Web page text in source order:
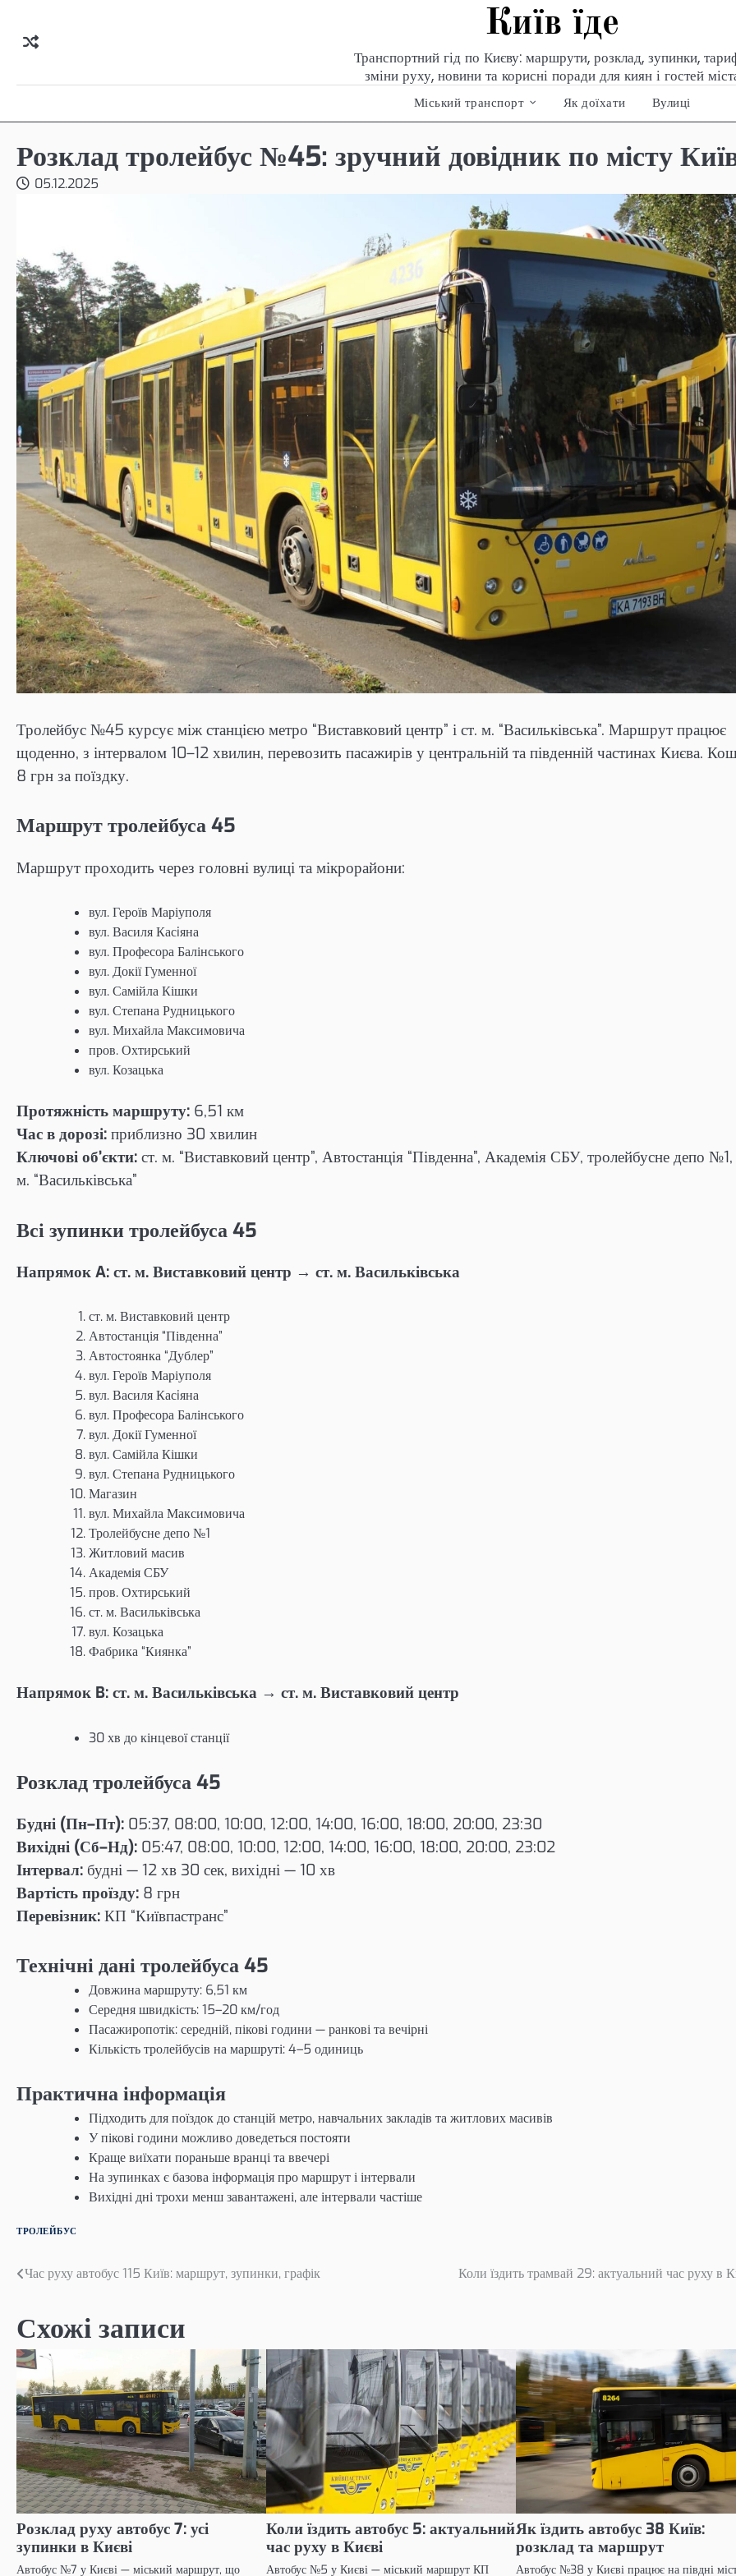
content
Київ їде
Транспортний гід по Києву: маршрути, розклад, зупинки,
зміни руху, новини та корисні поради для киян і гостей
Міський транспорт Як доїхати Вулиці
Розклад тролейбус №45: зручний довідник по місту
05.12.2025
Тролейбус №45 курсує між станцією метро “Виставковий центр” і ст. м. “Васильківська”. Маршрут працює
щоденно, з інтервалом 10–12 хвилин, перевозить пасажирів у центральній та південній частинах Києва.
8 грн за поїздку.
Маршрут тролейбуса 45
Маршрут проходить через головні вулиці та мікрорайони:
вул. Героїв Маріуполя
вул. Василя Касiяна
вул. Професора Балінського
вул. Докії Гуменної
вул. Самійла Кішки
вул. Степана Рудницького
вул. Михайла Максимовича
пров. Охтирський
вул. Козацька
Протяжність маршруту: 6,51 км
Час в дорозі: приблизно 30 хвилин
Ключові об’єкти: ст. м. “Виставковий центр”, Автостанція “Південна”, Академія СБУ, тролейбусне депо №1,
м. “Васильківська”
Всі зупинки тролейбуса 45
Напрямок A: ст. м. Виставковий центр → ст. м. Васильківська
ст. м. Виставковий центр
Автостанція “Південна”
Автостоянка “Дублер”
вул. Героїв Маріуполя
вул. Василя Касiяна
вул. Професора Балінського
вул. Докії Гуменної
вул. Самійла Кішки
вул. Степана Рудницького
Магазин
вул. Михайла Максимовича
Тролейбусне депо №1
Житловий масив
Академія СБУ
пров. Охтирський
ст. м. Васильківська
вул. Козацька
Фабрика “Киянка”
Напрямок B: ст. м. Васильківська → ст. м. Виставковий центр
30 хв до кінцевої станції
Розклад тролейбуса 45
Будні (Пн–Пт): 05:37, 08:00, 10:00, 12:00, 14:00, 16:00, 18:00, 20:00, 23:30
Вихідні (Сб–Нд): 05:47, 08:00, 10:00, 12:00, 14:00, 16:00, 18:00, 20:00, 23:02
Інтервал: будні — 12 хв 30 сек, вихідні — 10 хв
Вартість проїзду: 8 грн
Перевізник: КП “Київпастранс”
Технічні дані тролейбуса 45
Довжина маршруту: 6,51 км
Середня швидкість: 15–20 км/год
Пасажиропотік: середній, пікові години — ранкові та вечірні
Кількість тролейбусів на маршруті: 4–5 одиниць
Практична інформація
Підходить для поїздок до станцій метро, навчальних закладів та житлових масивів
У пікові години можливо доведеться постояти
Краще виїхати пораньше вранці та ввечері
На зупинках є базова інформація про маршрут і інтервали
Вихідні дні трохи менш завантажені, але інтервали частіше
ТРОЛЕЙБУС
Навігація
Час руху автобус 115 Київ: маршрут, зупинки, графік Коли їздить трамвай 29: актуальний час руху в
Схожі записи
Розклад руху автобус 7: усі
зупинки в Києві
Автобус №7 у Києві — міський маршрут, що
Коли їздить автобус 5: актуальний
час руху в Києві
Автобус №5 у Києві — міський маршрут КП
Як їздить автобус 38 Київ:
розклад та маршрут
Автобус №38 у Києві працює на півдні